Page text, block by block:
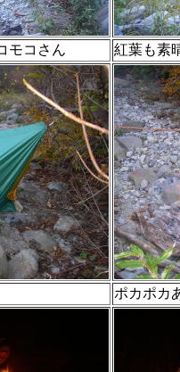
モコさん 紅葉も素
ポカポカ